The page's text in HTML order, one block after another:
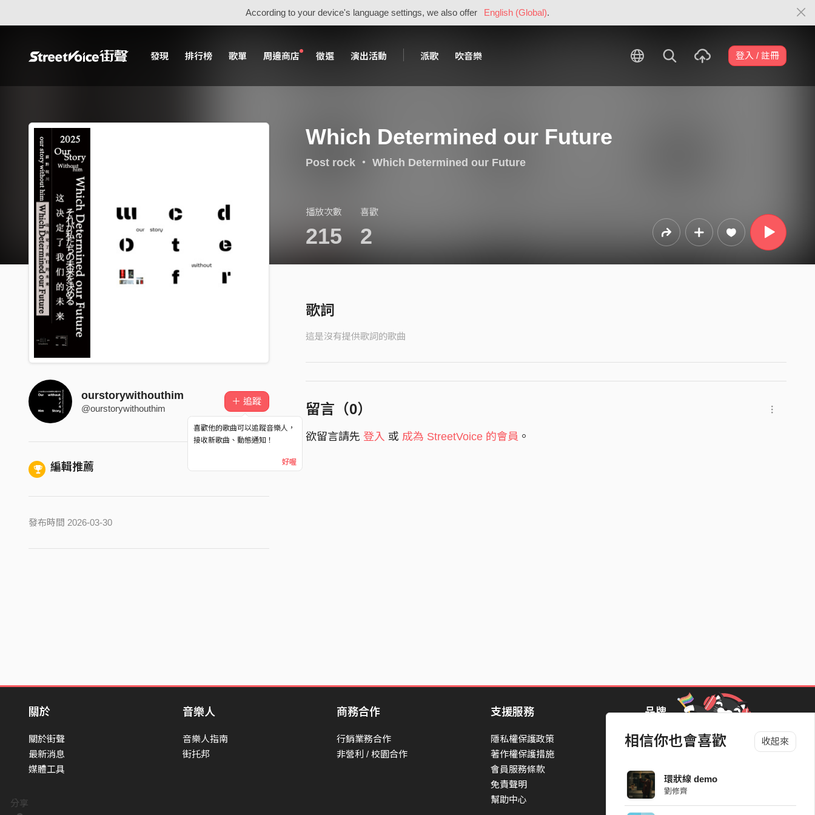
According to your device's language settings, we also offer English (Global).
發現 排行榜 歌單 周邊商店 徵選 演出活動 派歌 吹音樂 登入 / 註冊
分享
相信你也會喜歡 收起來
環狀線 demo
劉修齊
Which Determined our Future
Post rock・ Which Determined our Future
播放次數
215
喜歡
2
ourstorywithouthim
@ourstorywithouthim
＋ 追蹤
喜歡他的歌曲可以追蹤音樂人，
接收新歌曲、動態通知！
好喔
編輯推薦
發布時間 2026-03-30
歌詞
這是沒有提供歌詞的歌曲
留言（0）
欲留言請先 登入 或 成為 StreetVoice 的會員 。
關於
關於街聲
最新消息
媒體工具
音樂人
音樂人指南
街托邦
商務合作
行銷業務合作
非營利 / 校園合作
支援服務
隱私權保護政策
著作權保護措施
會員服務條款
免責聲明
幫助中心
品牌
StreetVoice Awards 街聲音樂獎
Blow 吹音樂
Packer 派歌
SimpleLife 簡單生活節